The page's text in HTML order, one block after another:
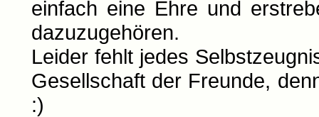
einfach eine Ehre und
dazuzugehören.
Leider fehlt jedes
Gesellschaft der Freunde,
:)